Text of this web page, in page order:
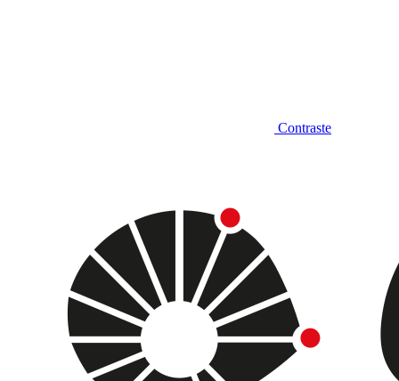
Contraste